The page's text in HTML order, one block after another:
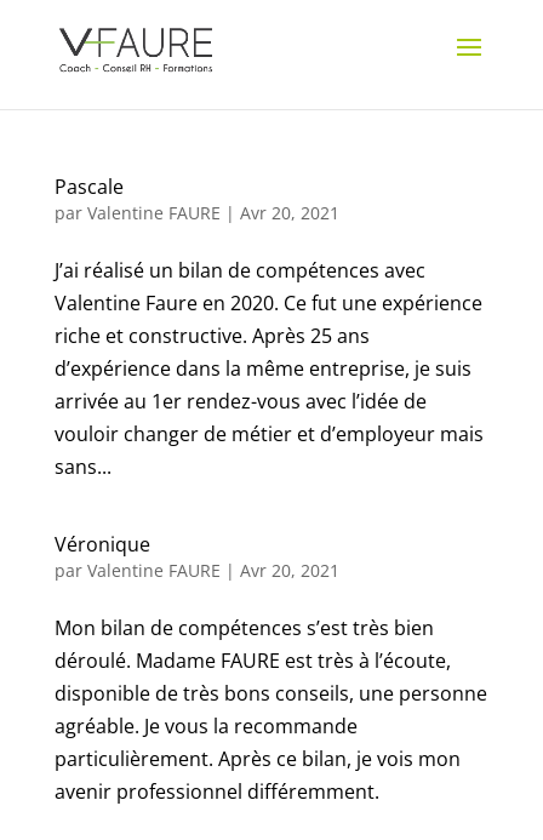
Pascale
par Valentine FAURE | Avr 20, 2021
J’ai réalisé un bilan de compétences avec
Valentine Faure en 2020. Ce fut une expérience
riche et constructive. Après 25 ans
d’expérience dans la même entreprise, je suis
arrivée au 1er rendez-vous avec l’idée de
vouloir changer de métier et d’employeur mais
sans...
Véronique
par Valentine FAURE | Avr 20, 2021
Mon bilan de compétences s’est très bien
déroulé. Madame FAURE est très à l’écoute,
disponible de très bons conseils, une personne
agréable. Je vous la recommande
particulièrement. Après ce bilan, je vois mon
avenir professionnel différemment.